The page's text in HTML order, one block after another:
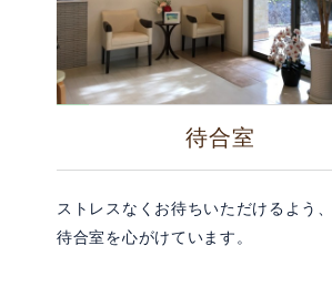
待合室
ストレスなくお待ちいただけるよう
待合室を心がけています。